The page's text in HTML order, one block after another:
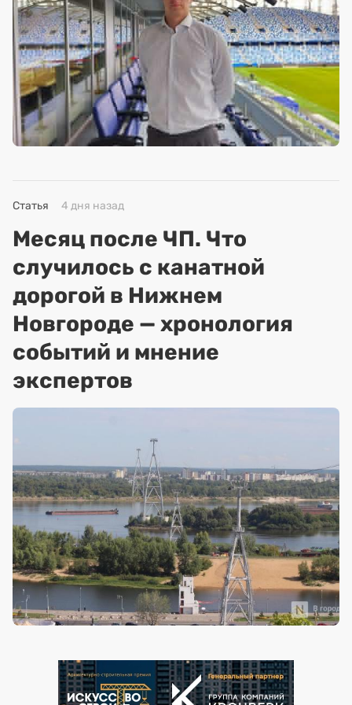
Статья 4 дня назад
Месяц после ЧП. Что
случилось с канатной
дорогой в Нижнем
Новгороде — хронология
событий и мнение
экспертов